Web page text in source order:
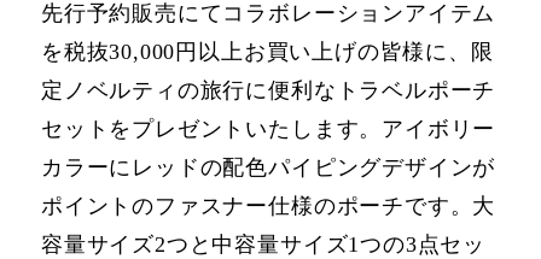
先⾏予約販売にてコラボレーションアイテム
を税抜30,000円以上お買い上げの皆様に、限
定ノベルティの旅⾏に便利なトラベルポーチ
セットをプレゼントいたします。アイボリー
カラーにレッドの配⾊パイピングデザインが
ポイントのファスナー仕様のポーチです。⼤
容量サイズ2つと中容量サイズ1つの3点セッ